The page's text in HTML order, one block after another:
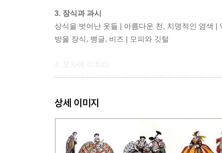
3. 장식과 과시
상식을 벗어난 옷들 | 아름다운 천, 치명적인 염색 |
방울 장식, 뱅글, 비즈 | 모피와 깃털
헤드드레스 | 모자와 보닛 | 여성용 모자와 터번 |
5. 댄디와 디바
낭만의 과거와 현재 | 우주로부터 영감을 | 특정 집
상세 이미지